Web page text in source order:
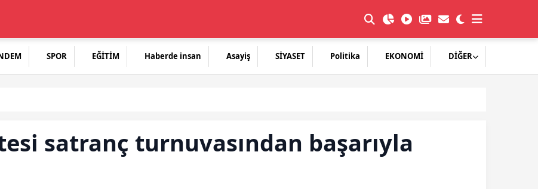
SPOR EĞİTİM Haberde insan Asayiş SİYASET Politika EKONOMİ DİĞER
satranç turnuvasından başarıyla